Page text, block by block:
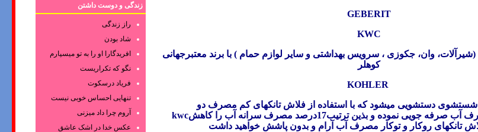
GEBERIT
KWC
(شیرآلات، وان، جکوزی ، سرویس بهداشتی و سایر لوازم حمام ) با برند معتبرجهانی
کوهلر
دستشویی میشود که با استفاده از فلاش تانکهای کم مصرف دو
kwcتا60درصد در مصرف آب صرفه جویی نموده و بذین ترتیب17درصد مصرف سرانه آب را کاهش
تانکهای روکار و توکار مصرف آب آرام و بدون پاشش خواهید داشت
زندگی و دوست داشتن
راز زندگی
شاد بودن
افریدگارا او را به تو میسپارم
نگو که تکراریست
فریاد درسکوت
تنهایی احساس خوبی نیست
آروم چرا داد میزنی
عکس‌ خدا در اشک‌ عاشق‌